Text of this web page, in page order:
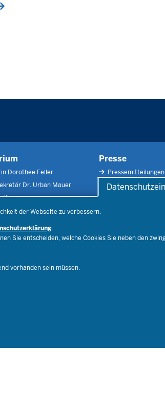
der Webseite zu verbessern.
.
Sie entscheiden, welche Cookies Sie neben den
vorhanden sein müssen.
Dorothee Feller
Dr. Urban Mauer
Presse
Pressemitteilungen
Pressefotos